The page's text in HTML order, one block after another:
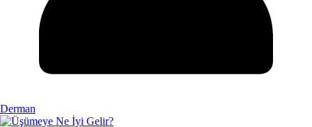
Derman